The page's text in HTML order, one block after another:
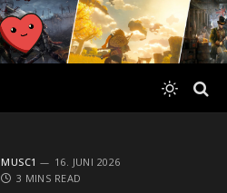
MUSC1
16. JUNI 2026
3 MINS READ